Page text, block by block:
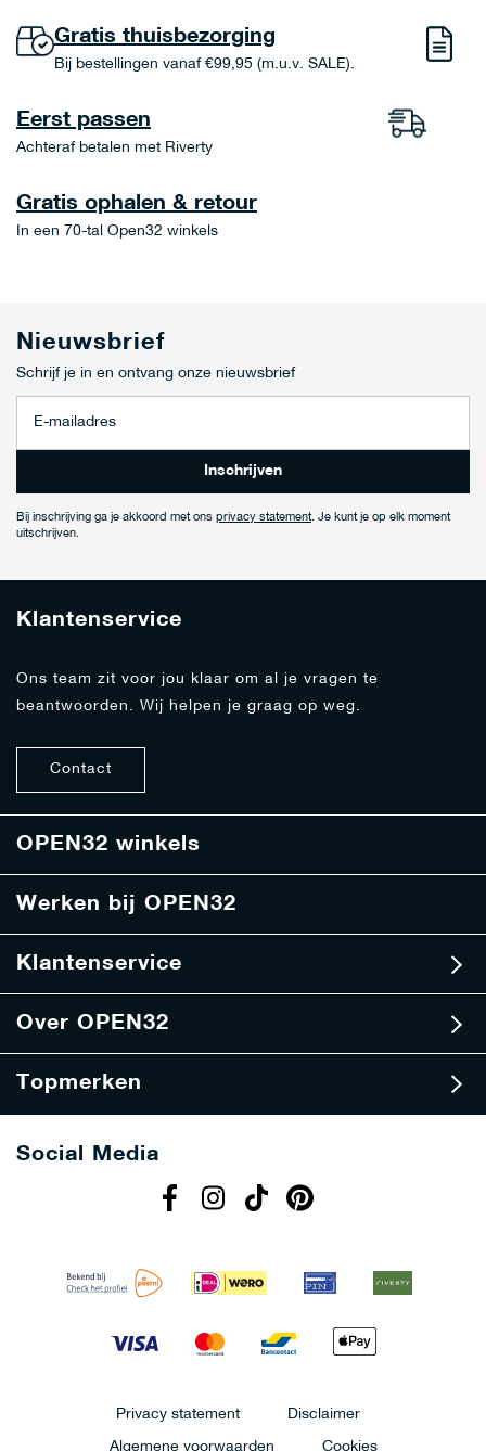
Gratis thuisbezorging
Bij bestellingen vanaf €99,95 (m.u.v. SALE).
Eerst passen
Achteraf betalen met Riverty
Gratis ophalen & retour
In een 70-tal Open32 winkels
Nieuwsbrief
Schrijf je in en ontvang onze nieuwsbrief
o
n
e
e
j
o
n
z
n
e
u
w
r
f
Inschrijven
Bij inschrijving ga je akkoord met ons privacy statement. Je kunt je op elk moment
uitschrijven.
Klantenservice
Ons team zit voor jou klaar om al je vragen te
beantwoorden. Wij helpen je graag op weg.
Contact
OPEN32 winkels
Werken bij OPEN32
Klantenservice
Over OPEN32
Topmerken
Social Media
Privacy statement
Disclaimer
Algemene voorwaarden
Cookies